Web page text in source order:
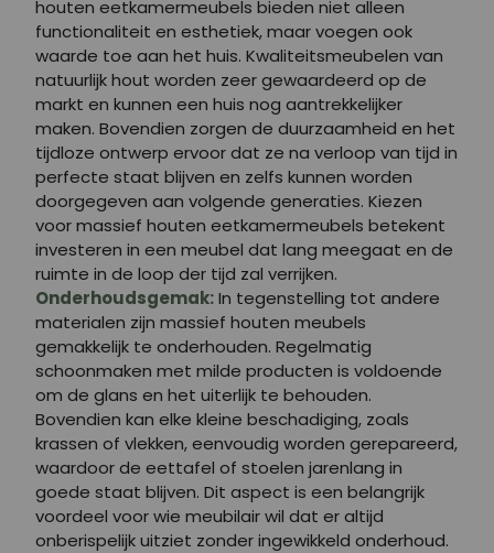
houten eetkamermeubels bieden niet alleen
functionaliteit en esthetiek, maar voegen ook
waarde toe aan het huis. Kwaliteitsmeubelen van
natuurlijk hout worden zeer gewaardeerd op de
markt en kunnen een huis nog aantrekkelijker
maken. Bovendien zorgen de duurzaamheid en het
tijdloze ontwerp ervoor dat ze na verloop van tijd in
perfecte staat blijven en zelfs kunnen worden
doorgegeven aan volgende generaties. Kiezen
voor massief houten eetkamermeubels betekent
investeren in een meubel dat lang meegaat en de
ruimte in de loop der tijd zal verrijken.
Onderhoudsgemak:In tegenstelling tot andere
materialen zijn massief houten meubels
gemakkelijk te onderhouden. Regelmatig
schoonmaken met milde producten is voldoende
om de glans en het uiterlijk te behouden.
Bovendien kan elke kleine beschadiging, zoals
krassen of vlekken, eenvoudig worden gerepareerd,
waardoor de eettafel of stoelen jarenlang in
goede staat blijven. Dit aspect is een belangrijk
voordeel voor wie meubilair wil dat er altijd
onberispelijk uitziet zonder ingewikkeld onderhoud.